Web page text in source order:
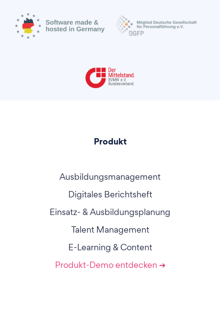
Produkt
Ausbildungsmanagement
Digitales Berichtsheft
Einsatz- & Ausbildungsplanung
Talent Management
E-Learning & Content
Produkt-Demo entdecken ➔